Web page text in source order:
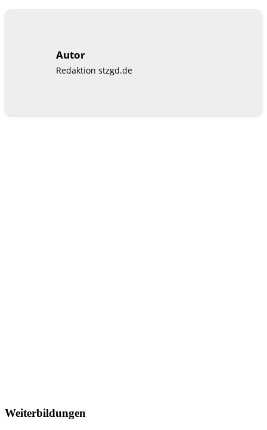
Autor
Redaktion stzgd.de
Weiterbildungen